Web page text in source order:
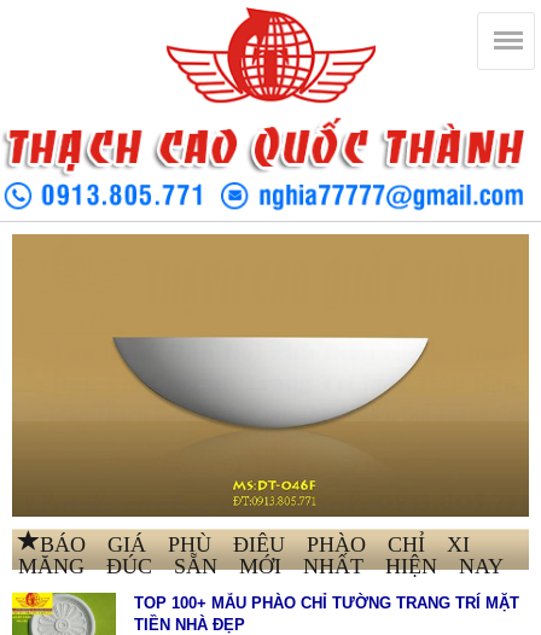
BÁO GIÁ PHÙ ĐIÊU PHÀO CHỈ XI
MĂNG ĐÚC SẴN MỚI NHẤT HIỆN NAY
TOP 100+ MẪU PHÀO CHỈ TƯỜNG TRANG TRÍ MẶT
TIỀN NHÀ ĐẸP